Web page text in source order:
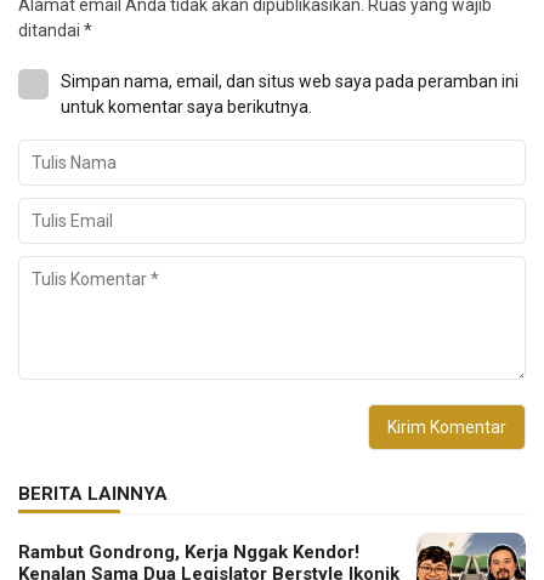
Alamat email Anda tidak akan dipublikasikan. Ruas yang wajib
ditandai *
Simpan nama, email, dan situs web saya pada peramban ini
untuk komentar saya berikutnya.
BERITA LAINNYA
Rambut Gondrong, Kerja Nggak Kendor!
Kenalan Sama Dua Legislator Berstyle Ikonik